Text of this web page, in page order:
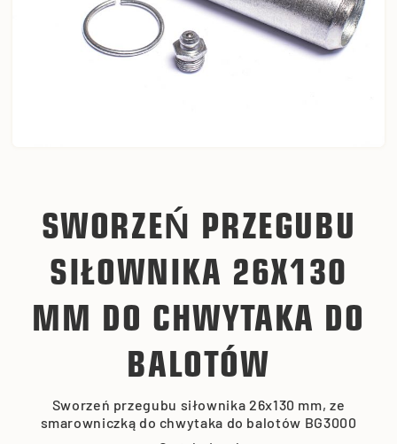
SWORZEŃ PRZEGUBU
SIŁOWNIKA 26X130
MM DO CHWYTAKA DO
BALOTÓW
Sworzeń przegubu siłownika 26x130 mm, ze
smarowniczką do chwytaka do balotów BG3000